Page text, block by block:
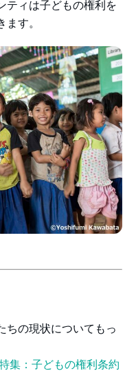
ティは子どもの権利を
す。
ちの現状についてもっ
集：子どもの権利条約